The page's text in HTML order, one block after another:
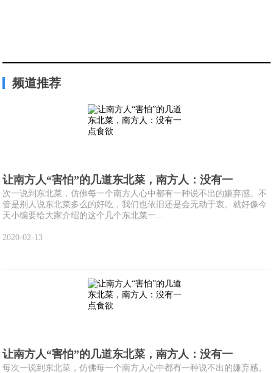
频道推荐
让南方人“害怕”的几道东北菜，南方人：没有一
次一说到东北菜，仿佛每一个南方人心中都有一种说不出的嫌弃感。不
管是别人说东北菜多么的好吃，我们也依旧还是会无动于衷。就好像今
天小编要给大家介绍的这个几个东北菜一...
2020-02-13
让南方人“害怕”的几道东北菜，南方人：没有一
每次一说到东北菜，仿佛每一个南方人心中都有一种说不出的嫌弃感。